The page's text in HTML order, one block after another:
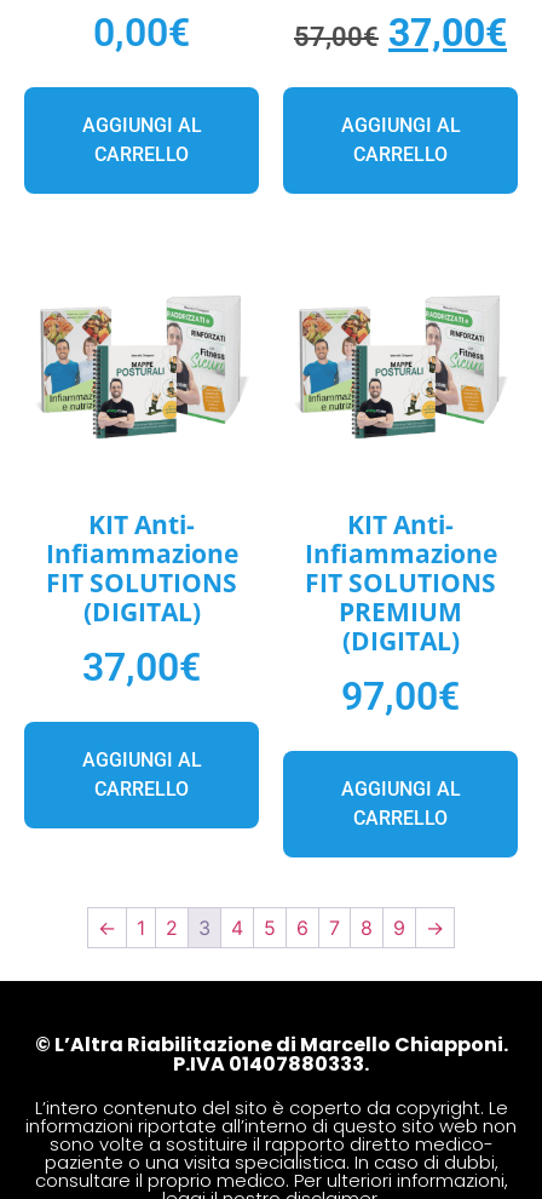
0,00€
AGGIUNGI AL
CARRELLO
57,00€ 37,00€
AGGIUNGI AL
CARRELLO
KIT Anti-
Infiammazione
FIT SOLUTIONS
(DIGITAL)
37,00€
AGGIUNGI AL
CARRELLO
KIT Anti-
Infiammazione
FIT SOLUTIONS
PREMIUM
(DIGITAL)
97,00€
AGGIUNGI AL
CARRELLO
← 1 2 3 4 5 6 7 8 9 →
© L’Altra Riabilitazione di Marcello Chiapponi.
P.IVA 01407880333.
L’intero contenuto del sito è coperto da copyright. Le
informazioni riportate all’interno di questo sito web non
sono volte a sostituire il rapporto diretto medico-
paziente o una visita specialistica. In caso di dubbi,
consultare il proprio medico. Per ulteriori informazioni,